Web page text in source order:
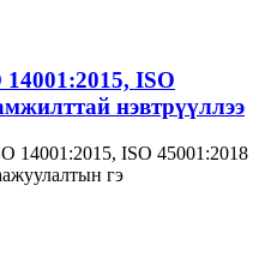
ISO
нэвтрүүллээ
14001:2015, ISO 45001:2018
гэ